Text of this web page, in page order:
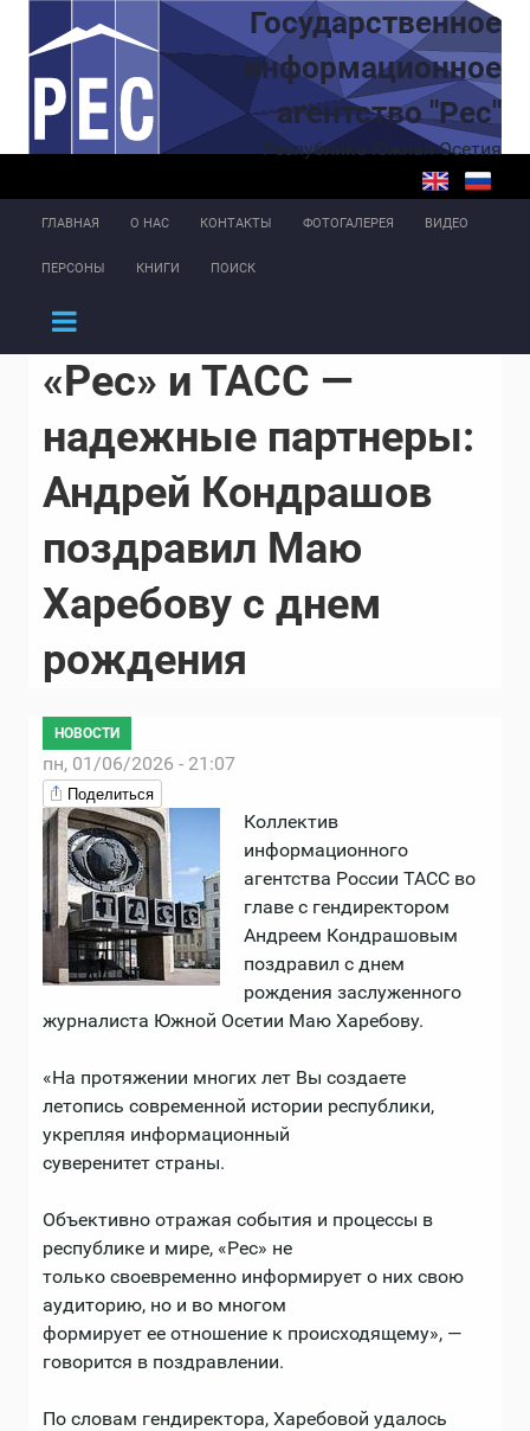
Перейти к основному содержаниюГосударственное
информационное
агентство "Рес"
Республика Южная Осетия
ГЛАВНАЯ О НАС КОНТАКТЫ ФОТОГАЛЕРЕЯ ВИДЕО
ПЕРСОНЫ КНИГИ ПОИСК
«Рес» и ТАСС —
надежные партнеры:
Андрей Кондрашов
поздравил Маю
Харебову с днем
рождения
НОВОСТИ
пн, 01/06/2026 - 21:07
Поделиться
Коллектив
информационного
агентства России ТАСС во
главе с гендиректором
Андреем Кондрашовым
поздравил с днем
рождения заслуженного
журналиста Южной Осетии Маю Харебову.
«На протяжении многих лет Вы создаете
летопись современной истории республики,
укрепляя информационный
суверенитет страны.
Объективно отражая события и процессы в
республике и мире, «Рес» не
только своевременно информирует о них свою
аудиторию, но и во многом
формирует ее отношение к происходящему», —
говорится в поздравлении.
По словам гендиректора, Харебовой удалось